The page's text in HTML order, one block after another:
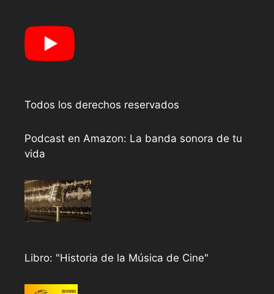
Todos los derechos reservados
Podcast en Amazon: La banda sonora de tu
vida
Libro: "Historia de la Música de Cine"